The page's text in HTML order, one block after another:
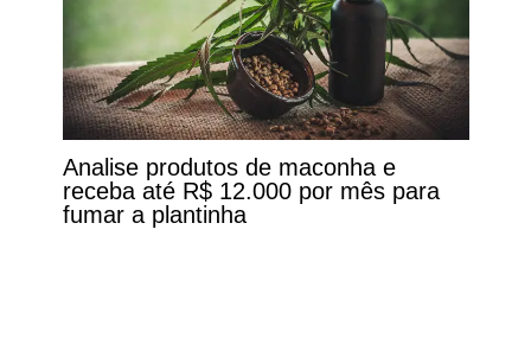
Analise produtos de maconha e
receba até R$ 12.000 por mês para
fumar a plantinha